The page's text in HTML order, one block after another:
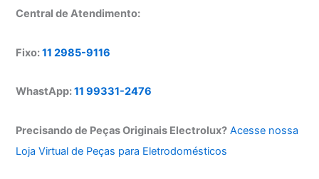
Central de Atendimento:
Fixo:11 2985-9116
WhastApp:11 99331-2476
Precisando de Peças Originais Electrolux? Acesse nossa
Loja Virtual de Peças para Eletrodomésticos